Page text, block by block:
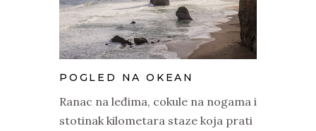
POGLED NA OKEAN
Ranac na leđima, cokule na nogama i
stotinak kilometara staze koja prati